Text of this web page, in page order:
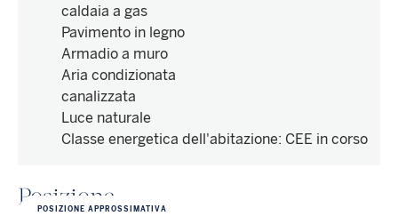
caldaia a gas
Pavimento in legno
Armadio a muro
Aria condizionata
canalizzata
Luce naturale
Classe energetica dell'abitazione: CEE in corso
Posizione
POSIZIONE APPROSSIMATIVA